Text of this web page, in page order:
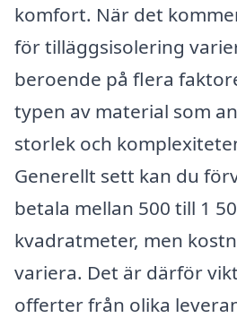
komfort. När det
för tilläggsisolering
beroende på flera
typen av material som
storlek och
Generellt sett kan du
betala mellan 500 till 1
kvadratmeter, men
variera. Det är därför
offerter från olika